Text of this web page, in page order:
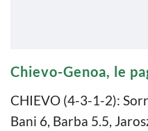
Chievo-Genoa, le
CHIEVO (4-3-1-2):
Bani 6, Barba 5.5,